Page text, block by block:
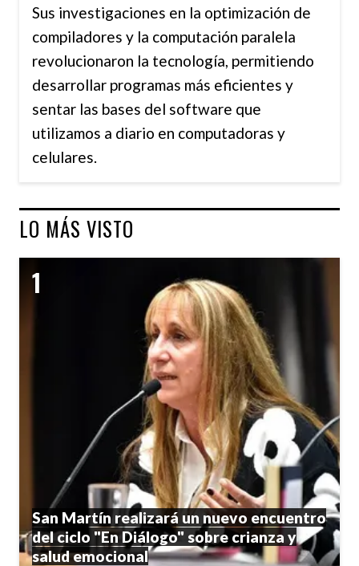
Sus investigaciones en la optimización de
compiladores y la computación paralela
revolucionaron la tecnología, permitiendo
desarrollar programas más eficientes y
sentar las bases del software que
utilizamos a diario en computadoras y
celulares.
LO MÁS VISTO
San Martín realizará un nuevo encuentro
del ciclo "En Diálogo" sobre crianza y
salud emocional